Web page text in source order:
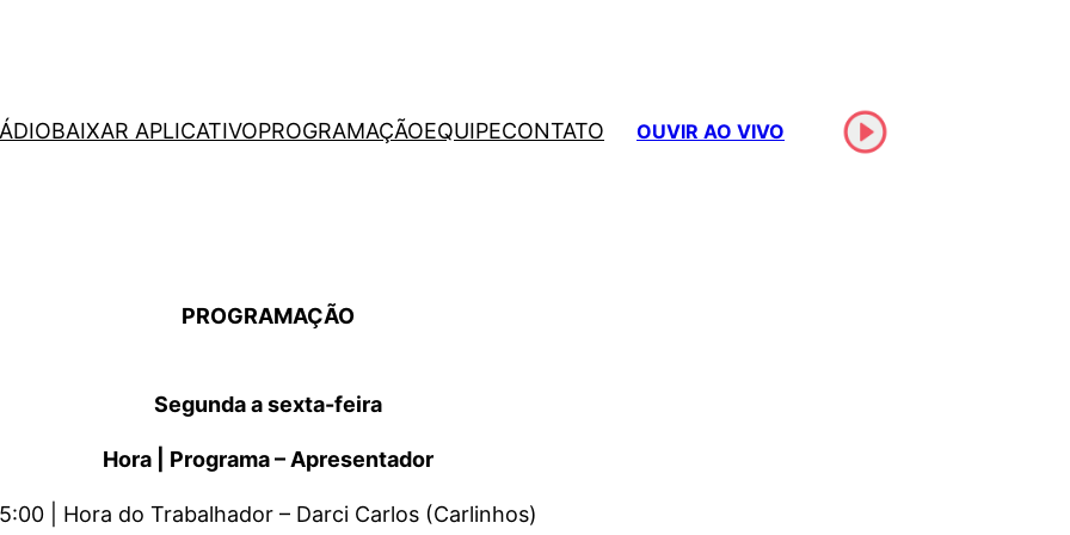
BAIXAR APLICATIVOPROGRAMAÇÃOEQUIPECONTATO OUVIR AO VIVO
PROGRAMAÇÃO
Segunda a sexta-feira
Hora | Programa – Apresentador
| Hora do Trabalhador – Darci Carlos (Carlinhos)